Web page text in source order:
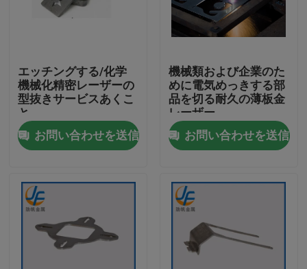
家
プロダクト
エッチングする/化学
機械化精密レーザーの
型抜きサービスあくこ
と
お問い合わせを送信
機械類および企業のた
めに電気めっきする部
品を切る耐久の薄板金
レーザー
お問い合わせを送信